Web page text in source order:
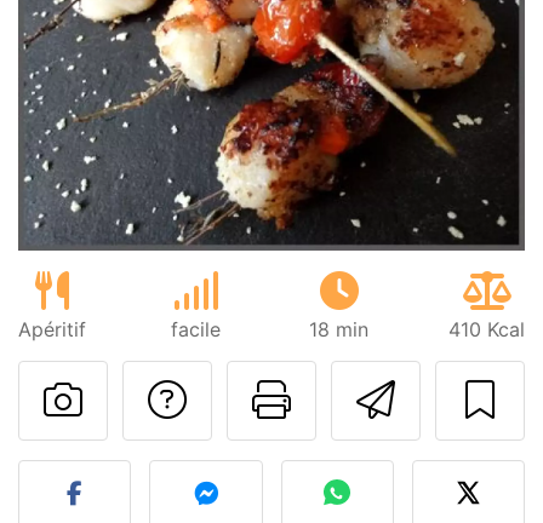
Apéritif facile 18 min 410 Kcal
Imprimer
Poser une
Publier votre photo de